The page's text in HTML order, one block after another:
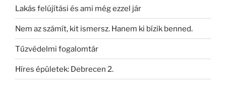
Lakás felújítási és ami még ezzel jár
Nem az számít, kit ismersz. Hanem ki bízik benned.
Tűzvédelmi fogalomtár
Híres épületek: Debrecen 2.